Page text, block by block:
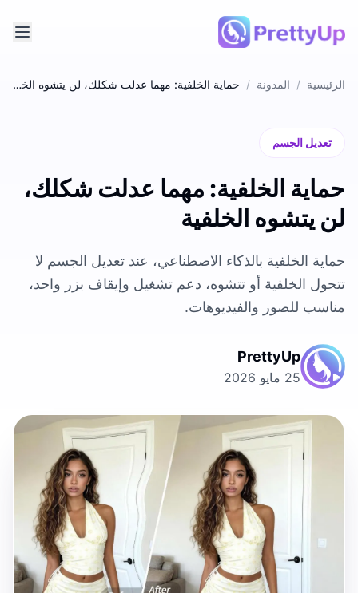
الرئيسية / المدونة / حماية الخلفية: مهما عدلت شكلك، لن يتشوه الخلفية
تعديل الجسم
حماية الخلفية: مهما عدلت شكلك،
لن يتشوه الخلفية
حماية الخلفية بالذكاء الاصطناعي، عند تعديل الجسم لا
تتحول الخلفية أو تتشوه، دعم تشغيل وإيقاف بزر واحد،
مناسب للصور والفيديوهات.
PrettyUp
25 مايو 2026